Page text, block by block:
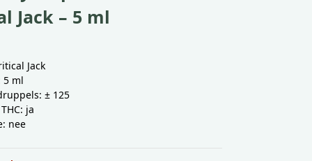
Jack – 5 ml
Jack
5 ml
± 125
ja
nee